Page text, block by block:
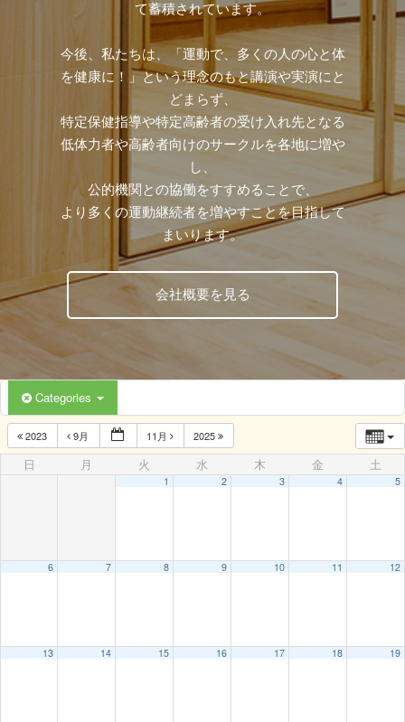
て蓄積されています。
今後、私たちは、「運動で、多くの人の心と体
を健康に！」という理念のもと講演や実演にと
どまらず、
特定保健指導や特定高齢者の受け入れ先となる
低体力者や高齢者向けのサークルを各地に増や
し、
公的機関との協働をすすめることで、
より多くの運動継続者を増やすことを目指して
まいります。
会社概要を見る
Categories
2023 9月 11月 2025
日 月 火 水 木 金 土
1 2 3 4 5
6 7 8 9 10 11 12
13 14 15 16 17 18 19